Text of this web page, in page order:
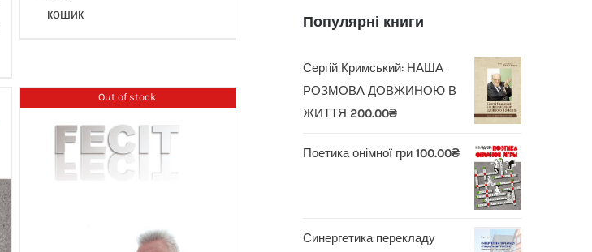
кошик
Out of stock
Популярні книги
Сергій Кримський: НАША
РОЗМОВА ДОВЖИНОЮ В
ЖИТТЯ 200.00₴
Поетика онімної гри 100.00₴
Синергетика перекладу